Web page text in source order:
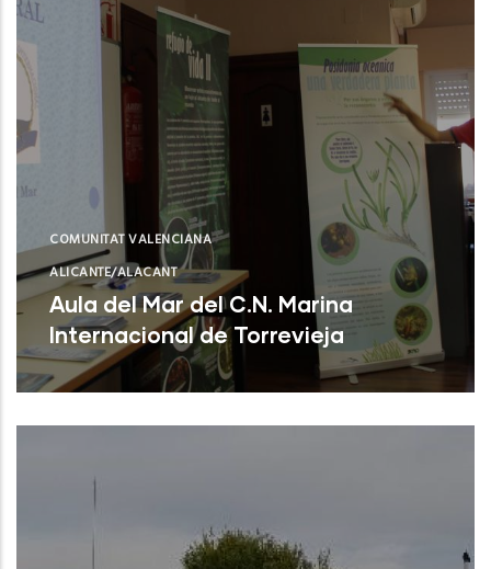
COMUNITAT VALENCIANA
ALICANTE/ALACANT
Aula del Mar del C.N. Marina
Internacional de Torrevieja
Torrevieja (Alicante)